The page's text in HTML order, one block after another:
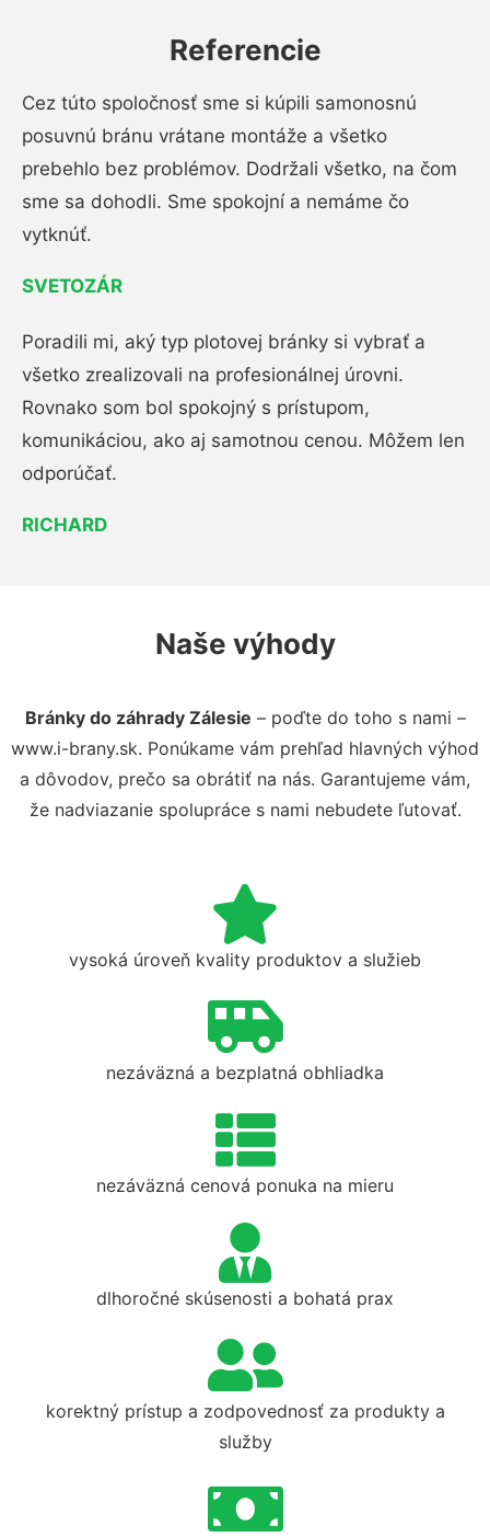
Referencie
Cez túto spoločnosť sme si kúpili samonosnú
posuvnú bránu vrátane montáže a všetko
prebehlo bez problémov. Dodržali všetko, na čom
sme sa dohodli. Sme spokojní a nemáme čo
vytknúť.
SVETOZÁR
Poradili mi, aký typ plotovej bránky si vybrať a
všetko zrealizovali na profesionálnej úrovni.
Rovnako som bol spokojný s prístupom,
komunikáciou, ako aj samotnou cenou. Môžem len
odporúčať.
RICHARD
Naše výhody
Bránky do záhrady Zálesie – poďte do toho s nami –
www.i-brany.sk. Ponúkame vám prehľad hlavných výhod
a dôvodov, prečo sa obrátiť na nás. Garantujeme vám,
že nadviazanie spolupráce s nami nebudete ľutovať.
vysoká úroveň kvality produktov a služieb
nezáväzná a bezplatná obhliadka
nezáväzná cenová ponuka na mieru
dlhoročné skúsenosti a bohatá prax
korektný prístup a zodpovednosť za produkty a
služby